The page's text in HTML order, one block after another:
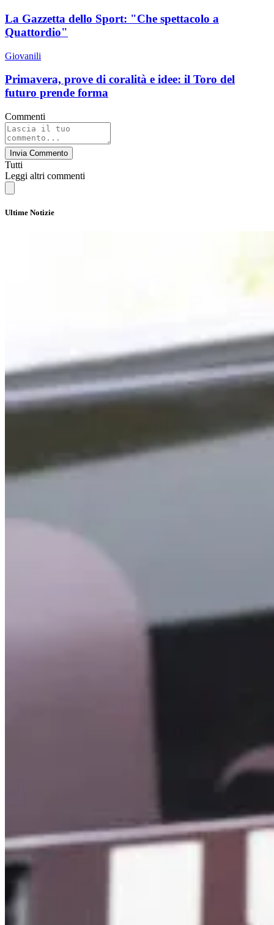
La Gazzetta dello Sport: "Che spettacolo a
Quattordio"
Giovanili
Primavera, prove di coralità e idee: il Toro del
futuro prende forma
Commenti
Invia Commento
Tutti
Leggi altri commenti
Ultime Notizie